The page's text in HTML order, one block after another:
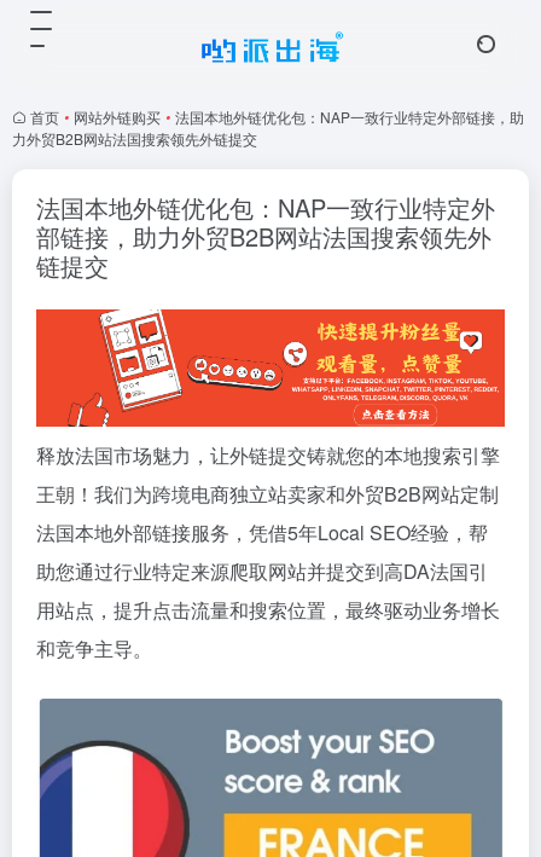
首页 • 网站外链购买 • 法国本地外链优化包：NAP一致行业特定外部链接，助
力外贸B2B网站法国搜索领先外链提交
法国本地外链优化包：NAP一致行业特定外
部链接，助力外贸B2B网站法国搜索领先外
链提交
释放法国市场魅力，让外链提交铸就您的本地搜索引擎
王朝！我们为跨境电商独立站卖家和外贸B2B网站定制
法国本地外部链接服务，凭借5年Local SEO经验，帮
助您通过行业特定来源爬取网站并提交到高DA法国引
用站点，提升点击流量和搜索位置，最终驱动业务增长
和竞争主导。